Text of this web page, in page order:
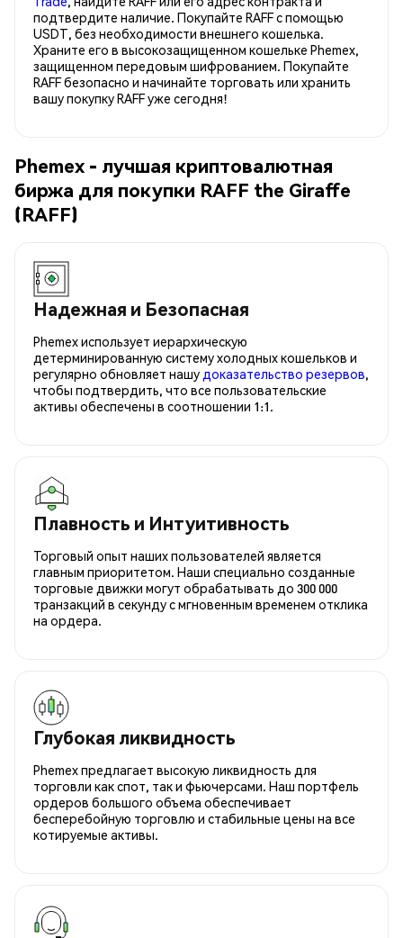
подтвердите наличие. Покупайте RAFF с помощью
USDT, без необходимости внешнего кошелька.
Храните его в высокозащищенном кошельке Phemex,
защищенном передовым шифрованием. Покупайте
RAFF безопасно и начинайте торговать или хранить
вашу покупку RAFF уже сегодня!
Phemex - лучшая криптовалютная
биржа для покупки RAFF the Giraffe
(RAFF)
Надежная и Безопасная
Phemex использует иерархическую
детерминированную систему холодных кошельков и
регулярно обновляет нашу доказательство резервов,
чтобы подтвердить, что все пользовательские
активы обеспечены в соотношении 1:1.
Плавность и Интуитивность
Торговый опыт наших пользователей является
главным приоритетом. Наши специально созданные
торговые движки могут обрабатывать до 300 000
транзакций в секунду с мгновенным временем отклика
на ордера.
Глубокая ликвидность
Phemex предлагает высокую ликвидность для
торговли как спот, так и фьючерсами. Наш портфель
ордеров большого объема обеспечивает
бесперебойную торговлю и стабильные цены на все
котируемые активы.